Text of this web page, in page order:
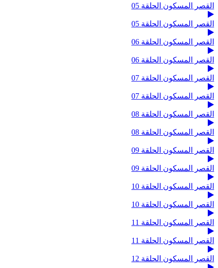
القصر المسكون الحلقة 05
القصر المسكون الحلقة 05
القصر المسكون الحلقة 06
القصر المسكون الحلقة 06
القصر المسكون الحلقة 07
القصر المسكون الحلقة 07
القصر المسكون الحلقة 08
القصر المسكون الحلقة 08
القصر المسكون الحلقة 09
القصر المسكون الحلقة 09
القصر المسكون الحلقة 10
القصر المسكون الحلقة 10
القصر المسكون الحلقة 11
القصر المسكون الحلقة 11
القصر المسكون الحلقة 12